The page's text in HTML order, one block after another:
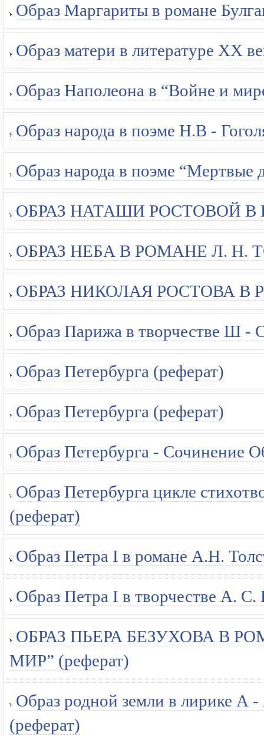
Образ Маргариты в романе
Образ матери в литературе XX
Образ Наполеона в “Войне и
Образ народа в поэме Н.В -
Образ народа в поэме “Мертвые
ОБРАЗ НАТАШИ РОСТОВОЙ В
ОБРАЗ НЕБА В РОМАНЕ Л. Н.
ОБРАЗ НИКОЛАЯ РОСТОВА В
Образ Парижа в творчестве Ш -
Образ Петербурга (реферат)
Образ Петербурга (реферат)
Образ Петербурга - Сочинение
Образ Петербурга цикле
(реферат)
Образ Петра I в романе А.Н.
Образ Петра I в творчестве А.
ОБРАЗ ПЬЕРА БЕЗУХОВА В
МИР” (реферат)
Образ родной земли в лирике
(реферат)